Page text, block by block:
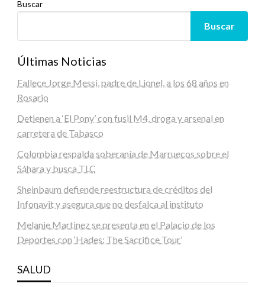
Buscar
Buscar
Últimas Noticias
Fallece Jorge Messi, padre de Lionel, a los 68 años en
Rosario
Detienen a ‘El Pony’ con fusil M4, droga y arsenal en
carretera de Tabasco
Colombia respalda soberanía de Marruecos sobre el
Sáhara y busca TLC
Sheinbaum defiende reestructura de créditos del
Infonavit y asegura que no desfalca al instituto
Melanie Martinez se presenta en el Palacio de los
Deportes con ‘Hades: The Sacrifice Tour’
SALUD